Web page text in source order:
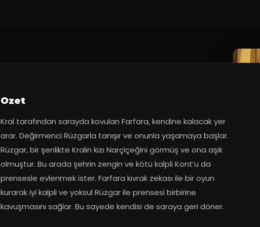
Ozet
Kral tarafından sarayda kovulan Farfara, kendine kalacak yer
arar. Değirmenci Rüzgarla tanışır ve onunla yaşamaya başlar.
Rüzgar, bir şenlikte Kralın kızı Narçiçeğini görmüş ve ona aşık
olmuştur. Bu arada şehrin zengin ve kötü kalpli Kont’u da
prensesle evlenmek ister. Farfara kıvrak zekası ile bir oyun
kurarak iyi kalpli ve yoksul Rüzgar ile prensesi birbirine
kavuşmasını sağlar. Bu sayede kendisi de saraya geri döner.